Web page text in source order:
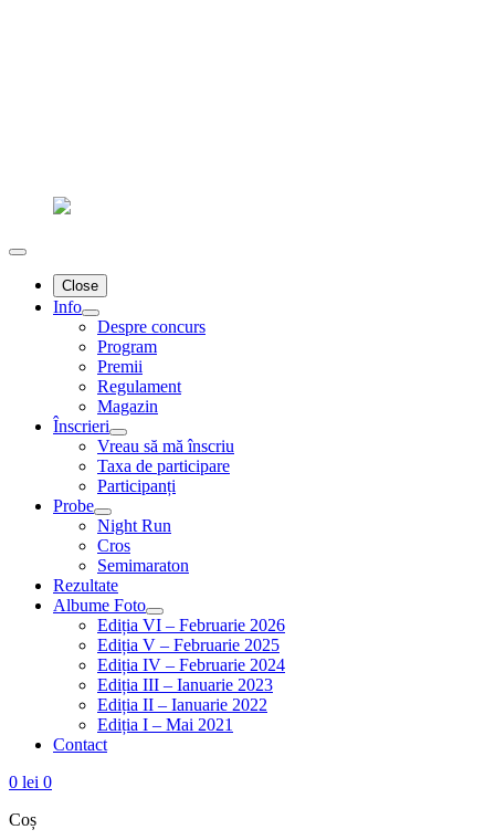
Close
Info
Despre concurs
Program
Premii
Regulament
Magazin
Înscrieri
Vreau să mă înscriu
Taxa de participare
Participanți
Probe
Night Run
Cros
Semimaraton
Rezultate
Albume Foto
Ediția VI – Februarie 2026
Ediția V – Februarie 2025
Ediția IV – Februarie 2024
Ediția III – Ianuarie 2023
Ediția II – Ianuarie 2022
Ediția I – Mai 2021
Contact
0 lei 0
Coș